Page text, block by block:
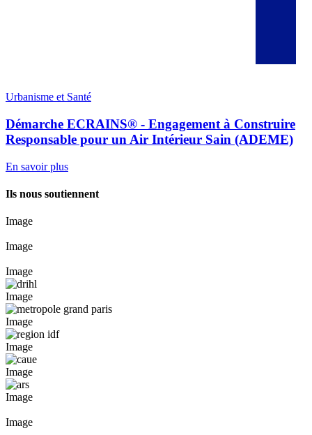
Urbanisme et Santé
Démarche ECRAINS® - Engagement à Construire
Responsable pour un Air Intérieur Sain (ADEME)
En savoir plus
Ils nous soutiennent
Image
Image
Image
Image
Image
Image
Image
Image
Image